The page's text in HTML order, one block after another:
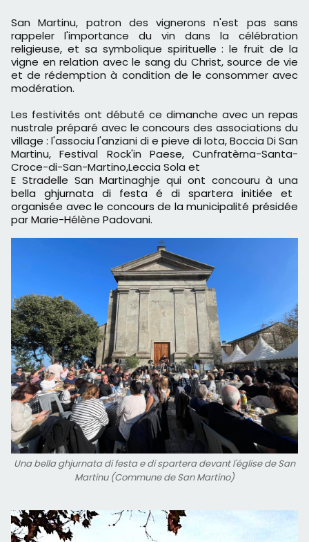
San Martinu, patron des vignerons n'est pas sans
rappeler l'importance du vin dans la célébration
religieuse, et sa symbolique spirituelle : le fruit de la
vigne en relation avec le sang du Christ, source de vie
et de rédemption à condition de le consommer avec
modération.
Les festivités ont débuté ce dimanche avec un repas
nustrale préparé avec le concours des associations du
village : l'associu l'anziani di e pieve di lota, Boccia Di San
Martinu, Festival Rock'in Paese, Cunfratèrna-Santa-
Croce-di-San-Martino,Leccia Sola et
E Stradelle San Martinaghje qui ont concouru à una
bella ghjurnata di festa é di spartera initiée et
organisée avec le concours de la municipalité présidée
par Marie-Hélène Padovani.
Una bella ghjurnata di festa e di spartera devant l'église de San
Martinu (Commune de San Martino)